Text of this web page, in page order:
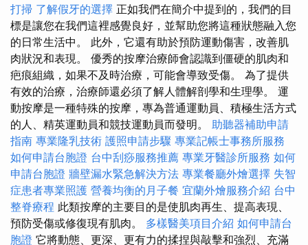
打掃 了解假牙的選擇 正如我們在簡介中提到的，我們的目
標是讓您在我們這裡感覺良好，並幫助您將這種狀態融入您
的日常生活中。 此外，它還有助於預防運動傷害，改善肌
肉狀況和表現。 優秀的按摩治療師會認識到僵硬的肌肉和
疤痕組織，如果不及時治療，可能會導致受傷。 為了提供
有效的治療，治療師還必須了解人體解剖學和生理學。 運
動按摩是一種特殊的按摩，專為普通運動員、積極生活方式
的人、精英運動員和競技運動員而發明。 助聽器補助申請
指南 專業隆乳技術 護照申請步驟 專業記帳士事務所服務
如何申請台胞證 台中刮痧服務推薦 專業牙醫診所服務 如何
申請台胞證 牆壁漏水緊急解決方法 專業餐廳外燴選擇 失智
症患者專業照護 營養均衡的月子餐 宜蘭外燴服務介紹 台中
整脊療程 此類按摩的主要目的是使肌肉再生、提高表現、
預防受傷或修復現有肌肉。 多樣醫美項目介紹 如何申請台
胞證 它將動態、更深、更有力的揉捏與敲擊和強烈、充滿